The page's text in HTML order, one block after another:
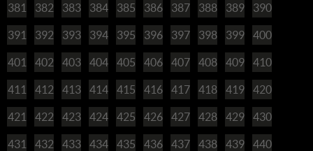
381 382 383 384 385 386 387 388 389 390
391 392 393 394 395 396 397 398 399 400
401 402 403 404 405 406 407 408 409 410
411 412 413 414 415 416 417 418 419 420
421 422 423 424 425 426 427 428 429 430
431 432 433 434 435 436 437 438 439 440